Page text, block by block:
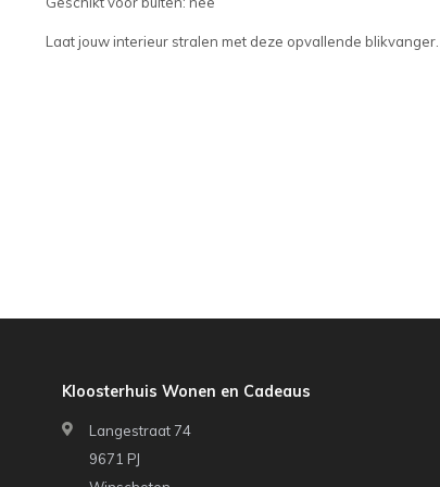
Laat jouw interieur stralen met deze opvallende blikvanger.
Kloosterhuis Wonen en Cadeaus
Langestraat 74
9671 PJ